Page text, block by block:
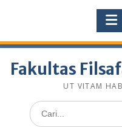
Selamat Datang Di
Fakultas
UT VITAM
Search
for: